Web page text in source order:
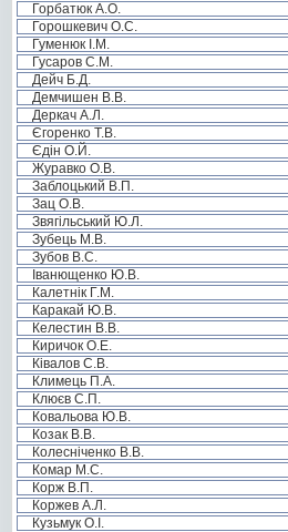
Горбатюк А.О.
Горошкевич О.С.
Гуменюк І.М.
Гусаров С.М.
Дейч Б.Д.
Демчишен В.В.
Деркач А.Л.
Єгоренко Т.В.
Єдін О.Й.
Журавко О.В.
Заблоцький В.П.
Зац О.В.
Звягільський Ю.Л.
Зубець М.В.
Зубов В.С.
Іванющенко Ю.В.
Калетнік Г.М.
Каракай Ю.В.
Келестин В.В.
Киричок О.Е.
Ківалов С.В.
Климець П.А.
Клюєв С.П.
Ковальова Ю.В.
Козак В.В.
Колесніченко В.В.
Комар М.С.
Корж В.П.
Коржев А.Л.
Кузьмук О.І.